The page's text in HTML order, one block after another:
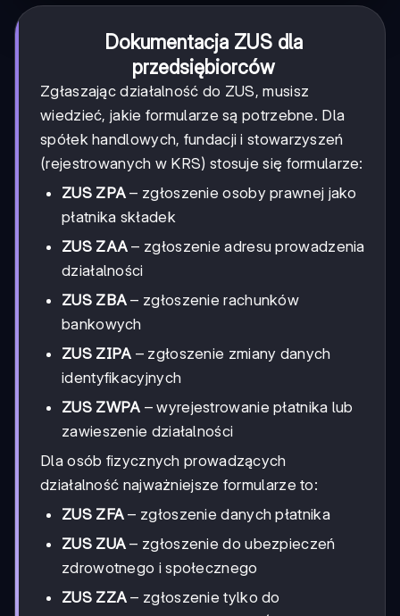
Dokumentacja ZUS dla
przedsiębiorców
Zgłaszając działalność do ZUS, musisz
wiedzieć, jakie formularze są potrzebne. Dla
spółek handlowych, fundacji i stowarzyszeń
(rejestrowanych w KRS) stosuje się formularze:
ZUS ZPA – zgłoszenie osoby prawnej jako
płatnika składek
ZUS ZAA – zgłoszenie adresu prowadzenia
działalności
ZUS ZBA – zgłoszenie rachunków
bankowych
ZUS ZIPA – zgłoszenie zmiany danych
identyfikacyjnych
ZUS ZWPA – wyrejestrowanie płatnika lub
zawieszenie działalności
Dla osób fizycznych prowadzących
działalność najważniejsze formularze to:
ZUS ZFA – zgłoszenie danych płatnika
ZUS ZUA – zgłoszenie do ubezpieczeń
zdrowotnego i społecznego
ZUS ZZA – zgłoszenie tylko do